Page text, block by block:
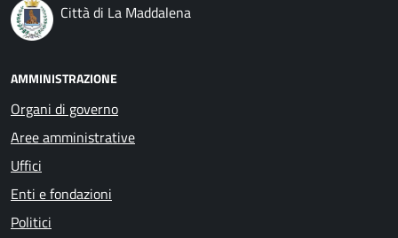
Città di La Maddalena
AMMINISTRAZIONE
Organi di governo
Aree amministrative
Uffici
Enti e fondazioni
Politici